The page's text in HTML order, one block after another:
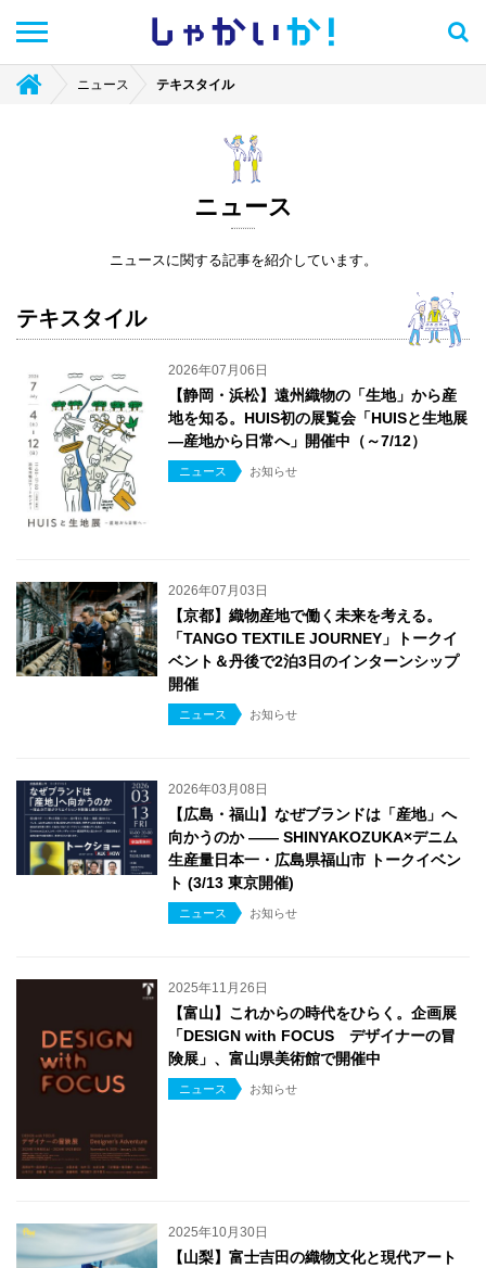
しゃかい か！
ニュース テキスタイル
ニュース
ニュースに関する記事を紹介しています。
テキスタイル
2026年07月06日
【静岡・浜松】遠州織物の「生地」から産
地を知る。HUIS初の展覧会「HUISと生地展
―産地から日常へ」開催中（～7/12）
ニュース お知らせ
2026年07月03日
【京都】織物産地で働く未来を考える。
「TANGO TEXTILE JOURNEY」トークイ
ベント＆丹後で2泊3日のインターンシップ
開催
ニュース お知らせ
2026年03月08日
【広島・福山】なぜブランドは「産地」へ
向かうのか —— SHINYAKOZUKA×デニム
生産量日本一・広島県福山市 トークイベン
ト (3/13 東京開催)
ニュース お知らせ
2025年11月26日
【富山】これからの時代をひらく。企画展
「DESIGN with FOCUS デザイナーの冒
険展」、富山県美術館で開催中
ニュース お知らせ
2025年10月30日
【山梨】富士吉田の織物文化と現代アート